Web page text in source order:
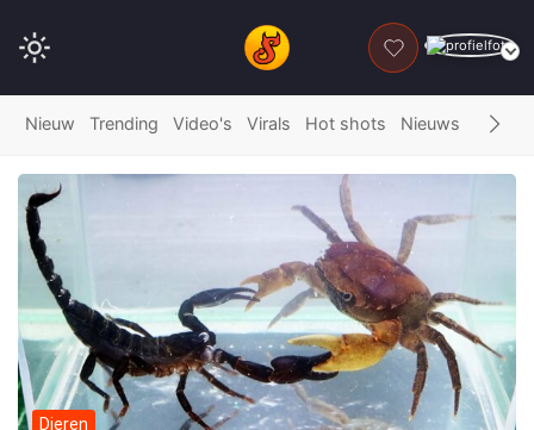
DONEER
Nieuw Trending Video's Virals Hot shots Nieuws Fails
Dieren